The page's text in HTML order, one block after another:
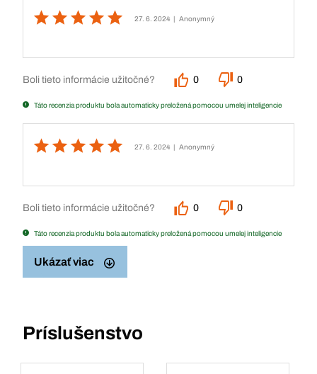
27. 6. 2024 | Anonymný
Boli tieto informácie užitočné? 0 0
Táto recenzia produktu bola automaticky preložená pomocou umelej inteligencie
27. 6. 2024 | Anonymný
Boli tieto informácie užitočné? 0 0
Táto recenzia produktu bola automaticky preložená pomocou umelej inteligencie
Ukázať viac
Príslušenstvo